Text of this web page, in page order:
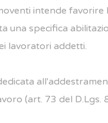
intende favorire
una specifica
lavoratori addetti.
(art. 73 del D.Lgs.